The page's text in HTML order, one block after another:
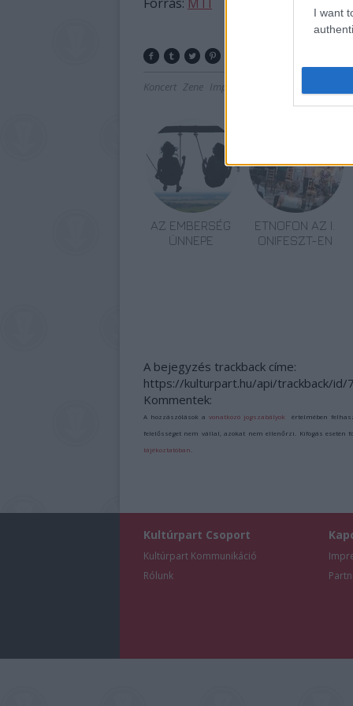
I want
Koncert Zene Improvizáció Liszt
AZ EMBERSÉG
ÜNNEPE
ETNOFON AZ I.
ONIFESZT-EN
A bejegyzés trackback címe:
https://kulturpart.hu/api/trackback/id/
Kommentek:
A hozzászólások avonatkozó jogszabályok értelmében
felelősséget nem vállal, azokat nem ellenőrzi. Kifogás esetén
tájékoztatóban
Kultúrpart Csoport
Kultúrpart Kommunikáció
Rólunk